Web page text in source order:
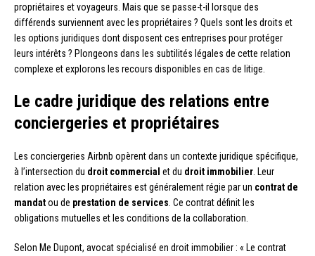
propriétaires et voyageurs. Mais que se passe-t-il lorsque des
différends surviennent avec les propriétaires ? Quels sont les droits et
les options juridiques dont disposent ces entreprises pour protéger
leurs intérêts ? Plongeons dans les subtilités légales de cette relation
complexe et explorons les recours disponibles en cas de litige.
Le cadre juridique des relations entre
conciergeries et propriétaires
Les conciergeries Airbnb opèrent dans un contexte juridique spécifique,
à l’intersection du droit commercial et du droit immobilier . Leur
relation avec les propriétaires est généralement régie par un contrat de
mandatou de prestation de services . Ce contrat définit les
obligations mutuelles et les conditions de la collaboration.
Selon Me Dupont, avocat spécialisé en droit immobilier : « Le contrat